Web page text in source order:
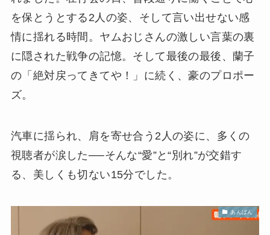
を保とうとする2人の姿、そして言い出せない感
情に揺れる時間。ヤムおじさんの激しい言葉の裏
に隠された戦争の記憶。そして最後の最後、蘭子
の「絶対戻ってきてや！」に続く、豪のプロポー
ズ。
汽車に揺られ、肩を寄せ合う2人の姿に、多くの
視聴者が涙した──そんな“愛”と“別れ”が交錯す
る、美しくも切ない15分でした。
あんぱん